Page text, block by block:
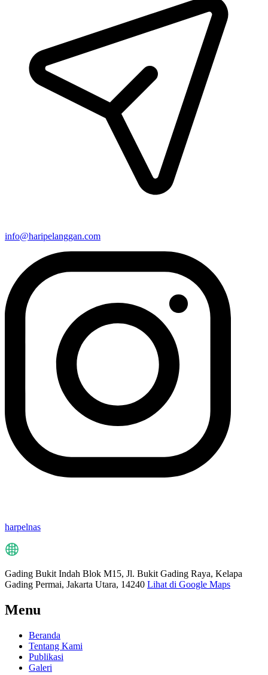
info@haripelanggan.com
harpelnas
Gading Bukit Indah Blok M15, Jl. Bukit Gading Raya, Kelapa
Gading Permai, Jakarta Utara, 14240 Lihat di Google Maps
Menu
Beranda
Tentang Kami
Publikasi
Galeri